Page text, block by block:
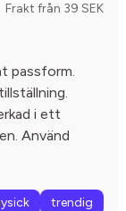
Frakt från 39 SEK
passform.
i ett
Använd
trendig